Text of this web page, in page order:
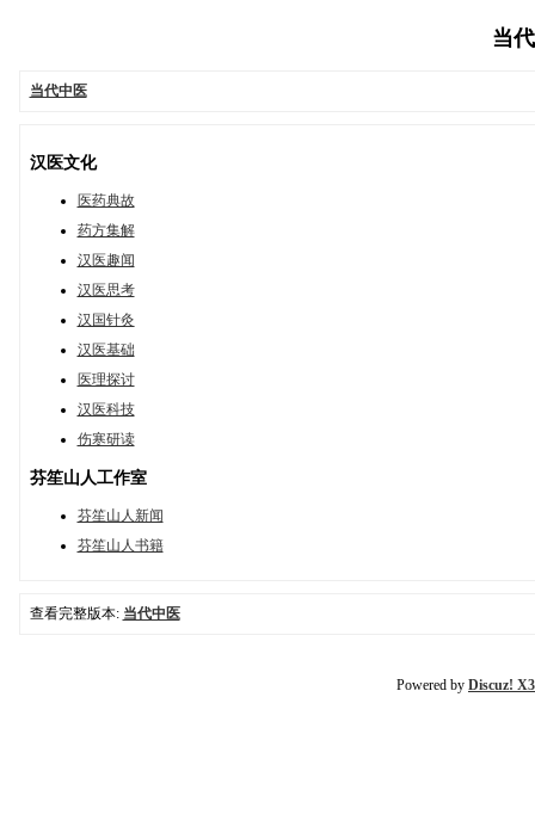
当
当代中医
汉医文化
医药典故
药方集解
汉医趣闻
汉医思考
汉国针灸
汉医基础
医理探讨
汉医科技
伤寒研读
芬笙山人工作室
芬笙山人新闻
芬笙山人书籍
查看完整版本: 当代中医
Powered by Discuz!